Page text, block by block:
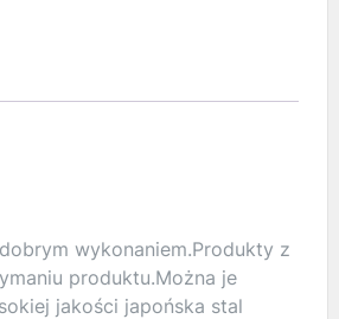
wykonaniem.Produkty z
produktu.Można je
jakości japońska stal